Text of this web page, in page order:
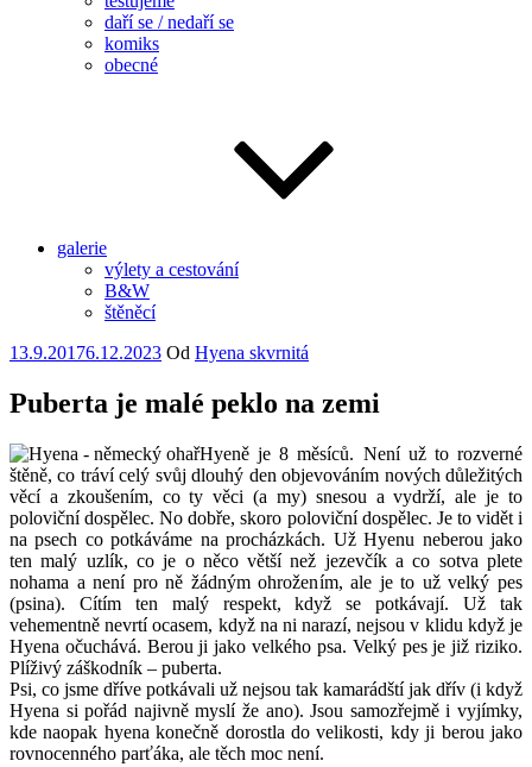
daří se / nedaří se
komiks
obecné
galerie
výlety a cestování
B&W
štěněcí
Publikováno
13.9.20176.12.2023 Od Hyena skvrnitá
Puberta je malé peklo na zemi
Hyeně je 8 měsíců. Není už to rozverné
štěně, co tráví celý svůj dlouhý den objevováním nových důležitých
věcí a zkoušením, co ty věci (a my) snesou a vydrží, ale je to
poloviční dospělec. No dobře, skoro poloviční dospělec. Je to vidět i
na psech co potkáváme na procházkách. Už Hyenu neberou jako
ten malý uzlík, co je o něco větší než jezevčík a co sotva plete
nohama a není pro ně žádným ohrožením, ale je to už velký pes
(psina). Cítím ten malý respekt, když se potkávají. Už tak
vehementně nevrtí ocasem, když na ni narazí, nejsou v klidu když je
Hyena očuchává. Berou ji jako velkého psa. Velký pes je již riziko.
Plíživý záškodník – puberta.
Psi, co jsme dříve potkávali už nejsou tak kamarádští jak dřív (i když
Hyena si pořád najivně myslí že ano). Jsou samozřejmě i vyjímky,
kde naopak hyena konečně dorostla do velikosti, kdy ji berou jako
rovnocenného parťáka, ale těch moc není.